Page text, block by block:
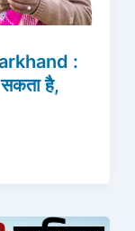
:
सकता है,